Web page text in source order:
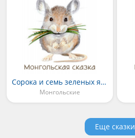
Сорока и семь зеленых яиц
Монгольские
Еще сказки